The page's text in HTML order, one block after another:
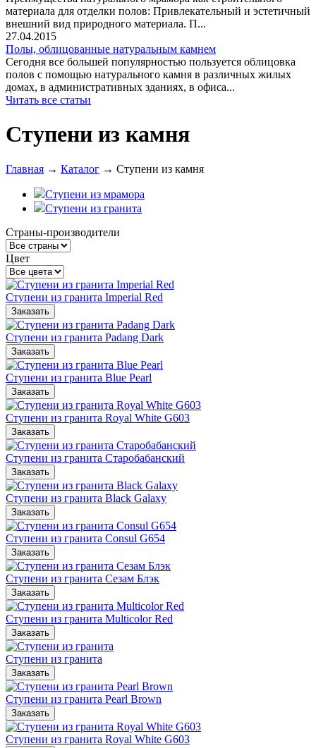
материала для отделки полов: Привлекательный и эстетичный
внешний вид природного материала. П...
27.04.2015
Полы, облицованные натуральным камнем
Сегодня все большей популярностью пользуется облицовка
полов с помощью натурального камня в различных жилых
домах, в административных зданиях, в офиса...
Читать все статьи
Ступени из камня
Главная → Каталог → Ступени из камня
Ступени из мрамора
Ступени из гранита
Страны-производители
Цвет
Ступени из гранита Imperial Red
Ступени из гранита Padang Dark
Ступени из гранита Blue Pearl
Ступени из гранита Royal White G603
Ступени из гранита Старобабанский
Ступени из гранита Black Galaxy
Ступени из гранита Consul G654
Ступени из гранита Сезам Блэк
Ступени из гранита Multicolor Red
Ступени из гранита
Ступени из гранита Pearl Brown
Ступени из гранита Royal White G603